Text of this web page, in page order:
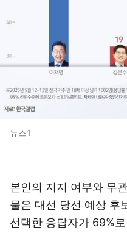
뉴스1
본인의 지지 여부와 무
물은 대선 당선 예상 후
선택한 응답자가 69%